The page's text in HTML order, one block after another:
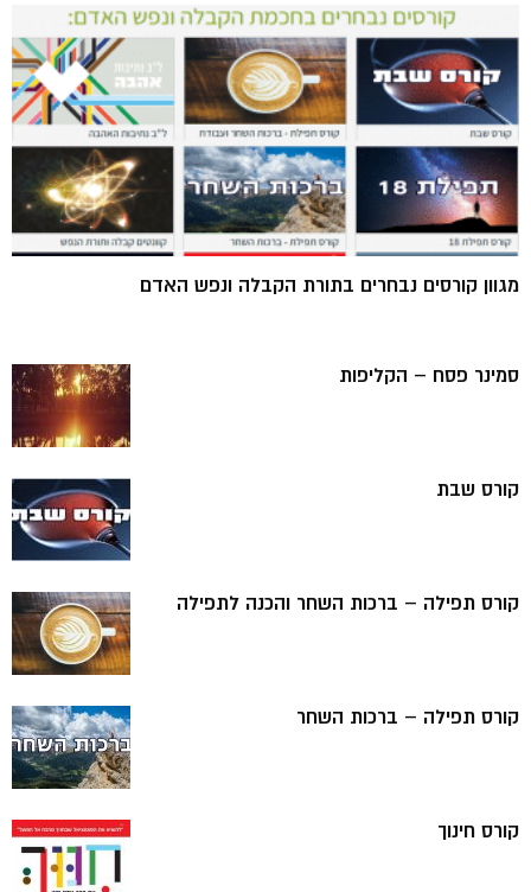
מגוון קורסים נבחרים בתורת הקבלה ונפש האדם
סמינר פסח – הקליפות
קורס שבת
קורס תפילה – ברכות השחר והכנה לתפילה
קורס תפילה – ברכות השחר
קורס חינוך